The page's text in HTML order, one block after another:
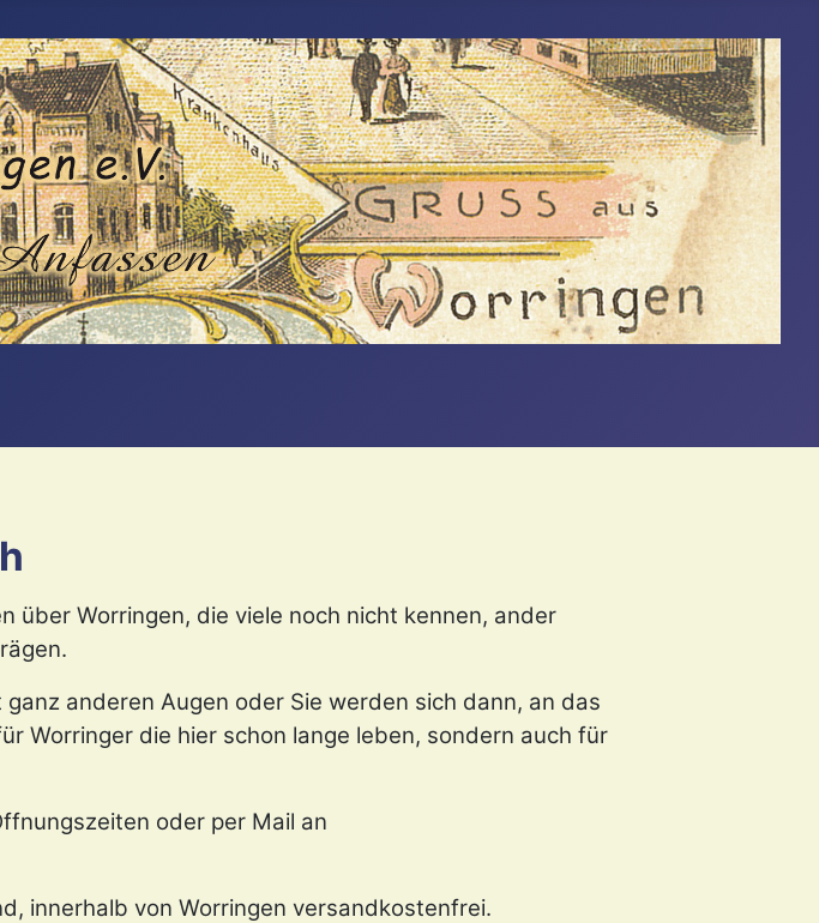
über Worringen, die viele noch nicht kennen, ander
anderen Augen oder Sie werden sich dann, an das
Worringer die hier schon lange leben, sondern auch für
oder per Mail an
innerhalb von Worringen versandkostenfrei.